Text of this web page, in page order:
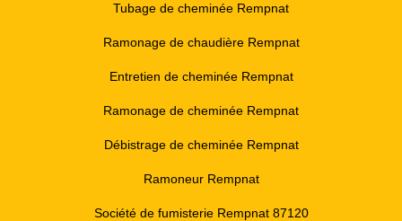
Tubage de cheminée Rempnat
Ramonage de chaudière Rempnat
Entretien de cheminée Rempnat
Ramonage de cheminée Rempnat
Débistrage de cheminée Rempnat
Ramoneur Rempnat
Société de fumisterie Rempnat 87120